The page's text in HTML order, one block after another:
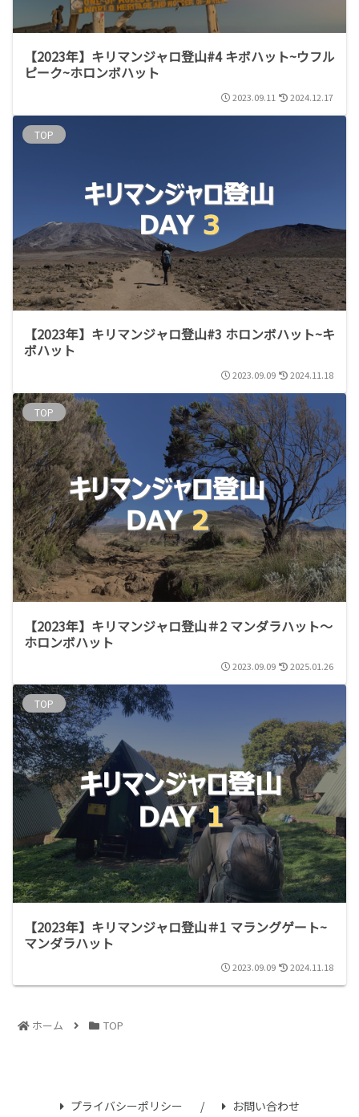
【2023年】キリマンジャロ登山#4 キボハット~ウフル
ピーク~ホロンボハット
2023.09.11 2024.12.17
TOP
【2023年】キリマンジャロ登山#3 ホロンボハット~キ
ボハット
2023.09.09 2024.11.18
TOP
【2023年】キリマンジャロ登山＃2 マンダラハット～
ホロンボハット
2023.09.09 2025.01.26
TOP
【2023年】キリマンジャロ登山＃1 マラングゲート~
マンダラハット
2023.09.09 2024.11.18
ホーム TOP
プライバシーポリシー お問い合わせ